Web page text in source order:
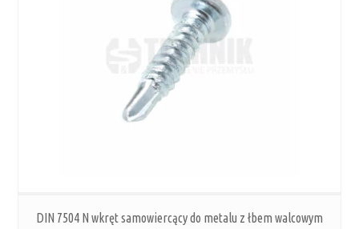
DIN 7504 N wkręt samowiercący do metalu z łbem walcowym